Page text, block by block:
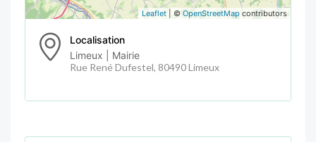
Leaflet | © OpenStreetMap contributors
Localisation
Limeux | Mairie
Rue René Dufestel, 80490 Limeux